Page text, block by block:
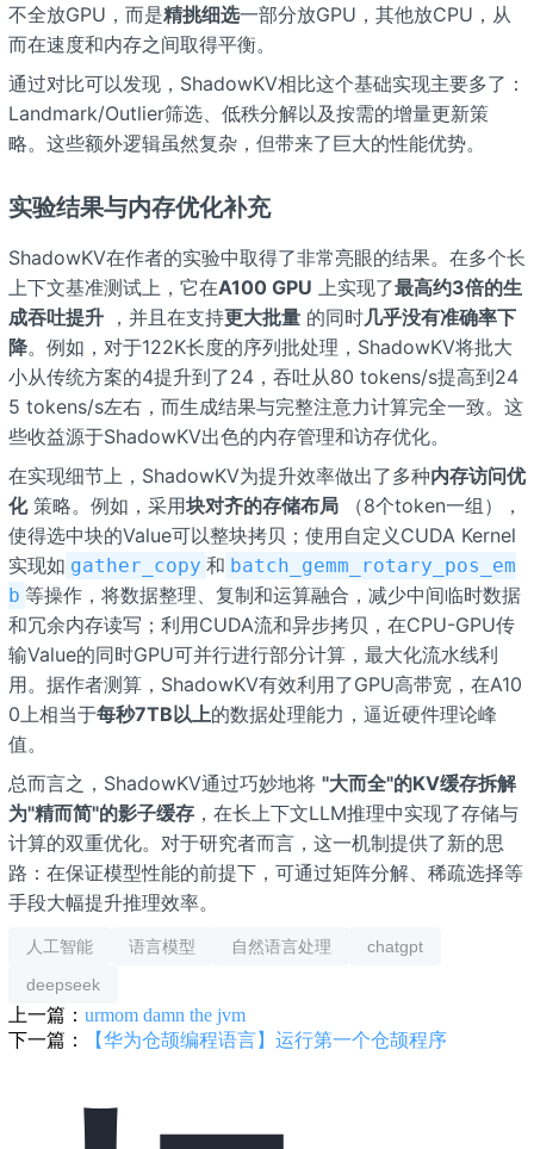
不全放GPU，而是精挑细选一部分放GPU，其他放CPU，从
而在速度和内存之间取得平衡。
通过对比可以发现，ShadowKV相比这个基础实现主要多了：
Landmark/Outlier筛选、低秩分解以及按需的增量更新策
略。这些额外逻辑虽然复杂，但带来了巨大的性能优势。
实验结果与内存优化补充
ShadowKV在作者的实验中取得了非常亮眼的结果。在多个长
上下文基准测试上，它在A100 GPU 上实现了最高约3倍的生
成吞吐提升，并且在支持更大批量的同时几乎没有准确率下
降。例如，对于122K长度的序列批处理，ShadowKV将批大
小从传统方案的4提升到了24，吞吐从80 tokens/s提高到24
5 tokens/s左右，而生成结果与完整注意力计算完全一致。这
些收益源于ShadowKV出色的内存管理和访存优化。
在实现细节上，ShadowKV为提升效率做出了多种内存访问优
化策略。例如，采用块对齐的存储布局（8个token一组），
使得选中块的Value可以整块拷贝；使用自定义CUDA Kernel
实现如 gather_copy 和 batch_gemm_rotary_pos_em
b 等操作，将数据整理、复制和运算融合，减少中间临时数据
和冗余内存读写；利用CUDA流和异步拷贝，在CPU-GPU传
输Value的同时GPU可并行进行部分计算，最大化流水线利
用。据作者测算，ShadowKV有效利用了GPU高带宽，在A10
0上相当于每秒7TB以上的数据处理能力，逼近硬件理论峰
值。
总而言之，ShadowKV通过巧妙地将 "大而全"的KV缓存拆解
为"精而简"的影子缓存，在长上下文LLM推理中实现了存储与
计算的双重优化。对于研究者而言，这一机制提供了新的思
路：在保证模型性能的前提下，可通过矩阵分解、稀疏选择等
手段大幅提升推理效率。
人工智能 语言模型 自然语言处理
chatgpt
deepseek
上一篇： urmom damn the jvm
下一篇：
【华为仓颉编程语言】运行第一个仓颉程序